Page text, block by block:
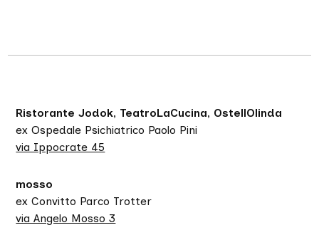
Ristorante Jodok, TeatroLaCucina, OstellOlinda
ex Ospedale Psichiatrico Paolo Pini
via Ippocrate 45
mosso
ex Convitto Parco Trotter
via Angelo Mosso 3